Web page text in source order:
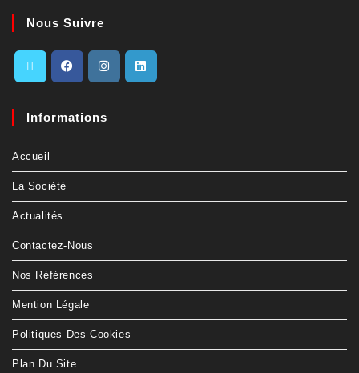
Nous Suivre
Informations
Accueil
La Société
Actualités
Contactez-Nous
Nos Références
Mention Légale
Politiques Des Cookies
Plan Du Site